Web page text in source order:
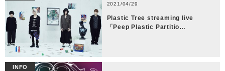
2021/04/29
Plastic Tree streaming live
「Peep Plastic Partitio…
INFO